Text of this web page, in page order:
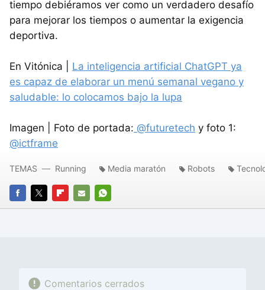
tiempo debiéramos ver como un verdadero desafío
para mejorar los tiempos o aumentar la exigencia
deportiva.
En Vitónica | La inteligencia artificial ChatGPT ya
es capaz de elaborar un menú semanal vegano y
saludable: lo colocamos bajo la lupa
Imagen | Foto de portada: @futuretech y foto 1:
@ictframe
FACEBOOK
TWITTERFLIPBOARD
E-
WHATSAPP
TEMAS Running Media maratón Robots
Comentarios cerrados